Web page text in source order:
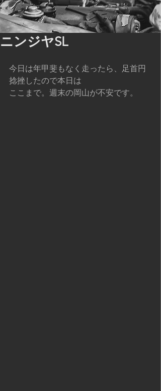
ニンジヤSL
今日は年甲斐もなく走ったら、足首円
捻挫したので本日は
ここまで。週末の岡山が不安です。